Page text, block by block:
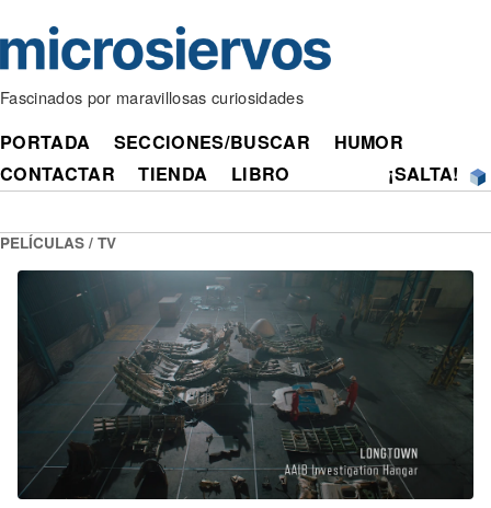
Fascinados por maravillosas curiosidades
PORTADA SECCIONES/BUSCAR
HUMOR
CONTACTAR
TIENDA LIBRO ¡SALTA!
PELÍCULAS / TV